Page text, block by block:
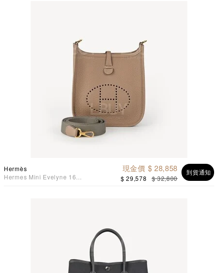
Hermès
Hermes Mini Evelyne 16
到貨通知
現金價 $ 28,858
$ 29,578 $ 32,800